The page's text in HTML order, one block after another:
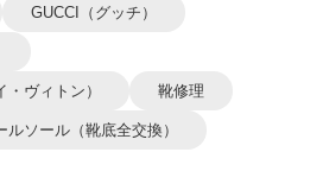
GUCCI（グッチ）
ヴィトン） 靴修理
ルソール（靴底全交換）